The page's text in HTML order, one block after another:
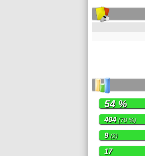
54 %
404 (70 %)
9(2)
17